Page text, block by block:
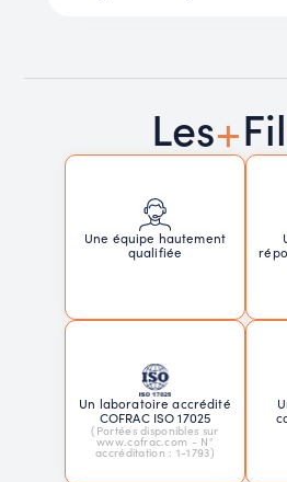
Les+
Une équipe hautement
qualifiée
Un laboratoire accrédité
COFRAC ISO 17025
(Portées disponibles sur
www.cofrac.com - N°
accréditation : 1-1793)